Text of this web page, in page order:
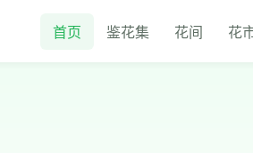
首页 鉴花集 花间 花